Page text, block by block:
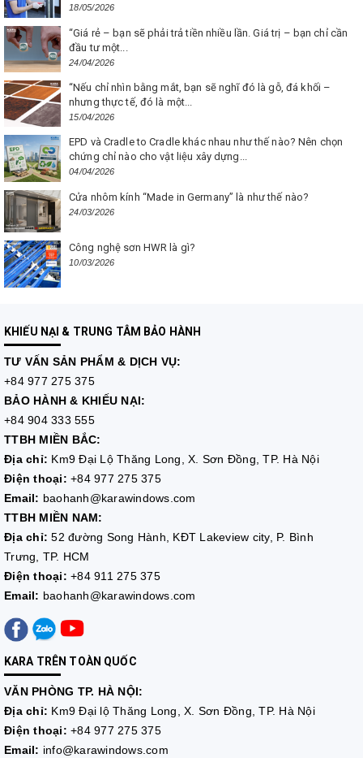
18/05/2026
“Giá rẻ – bạn sẽ phải trả tiền nhiều lần. Giá trị – bạn chỉ cần
đầu tư một...
24/04/2026
“Nếu chỉ nhìn bằng mắt, bạn sẽ nghĩ đó là gỗ, đá khối –
nhưng thực tế, đó là một...
15/04/2026
EPD và Cradle to Cradle khác nhau như thế nào? Nên chọn
chứng chỉ nào cho vật liệu xây dựng...
04/04/2026
Cửa nhôm kính “Made in Germany” là như thế nào?
24/03/2026
Công nghệ sơn HWR là gì?
10/03/2026
KHIẾU NẠI & TRUNG TÂM BẢO HÀNH
TƯ VẤN SẢN PHẨM & DỊCH VỤ:
+84 977 275 375
BẢO HÀNH & KHIẾU NẠI:
+84 904 333 555
TTBH MIỀN BẮC:
Địa chỉ: Km9 Đại Lộ Thăng Long, X. Sơn Đồng, TP. Hà Nội
Điện thoại: +84 977 275 375
Email: baohanh@karawindows.com
TTBH MIỀN NAM:
Địa chỉ: 52 đường Song Hành, KĐT Lakeview city, P. Bình
Trưng, TP. HCM
Điện thoại: +84 911 275 375
Email: baohanh@karawindows.com
KARA TRÊN TOÀN QUỐC
VĂN PHÒNG TP. HÀ NỘI:
Địa chỉ: Km9 Đại lộ Thăng Long, X. Sơn Đồng, TP. Hà Nội
Điện thoại: +84 977 275 375
Email: info@karawindows.com